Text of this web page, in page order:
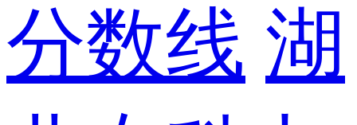
分数线 湖